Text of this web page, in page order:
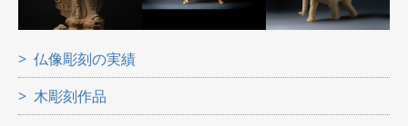
仏像彫刻の実績
木彫刻作品